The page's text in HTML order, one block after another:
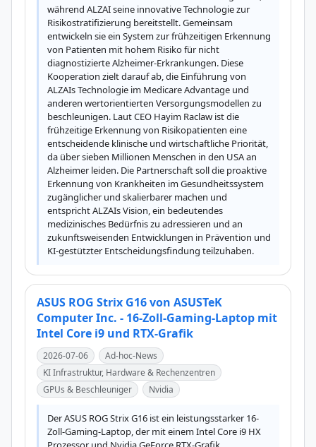
während ALZAI seine innovative Technologie zur
Risikostratifizierung bereitstellt. Gemeinsam
entwickeln sie ein System zur frühzeitigen Erkennung
von Patienten mit hohem Risiko für nicht
diagnostizierte Alzheimer-Erkrankungen. Diese
Kooperation zielt darauf ab, die Einführung von
ALZAIs Technologie im Medicare Advantage und
anderen wertorientierten Versorgungsmodellen zu
beschleunigen. Laut CEO Hayim Raclaw ist die
frühzeitige Erkennung von Risikopatienten eine
entscheidende klinische und wirtschaftliche Priorität,
da über sieben Millionen Menschen in den USA an
Alzheimer leiden. Die Partnerschaft soll die proaktive
Erkennung von Krankheiten im Gesundheitssystem
zugänglicher und skalierbarer machen und
entspricht ALZAIs Vision, ein bedeutendes
medizinisches Bedürfnis zu adressieren und an
zukunftsweisenden Entwicklungen in Prävention und
KI-gestützter Entscheidungsfindung teilzuhaben.
ASUS ROG Strix G16 von ASUSTeK
Computer Inc. - 16-Zoll-Gaming-Laptop mit
Intel Core i9 und RTX-Grafik
2026-07-06
Ad-hoc-News
KI Infrastruktur, Hardware & Rechenzentren
GPUs & Beschleuniger
Nvidia
Der ASUS ROG Strix G16 ist ein leistungsstarker 16-
Zoll-Gaming-Laptop, der mit einem Intel Core i9 HX